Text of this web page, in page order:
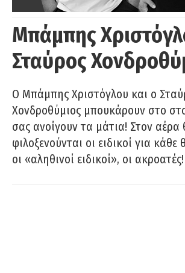
Μπάμπης
Σταύρος
O Μπάμπης Χριστόγλου και ο
Χονδροθύμιος μπουκάρουν στο
σας ανοίγουν τα μάτια! Στον αέρα
φιλοξενούνται οι ειδικοί για
οι «αληθινοί ειδικοί», οι ακροατές!